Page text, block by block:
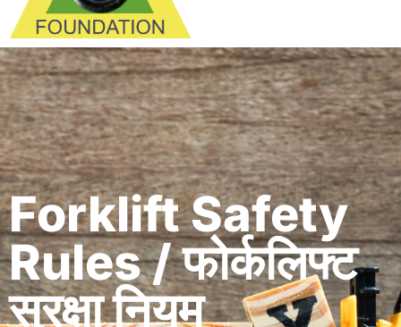
Forklift Safety
Rules / फोर्कलिफ्ट
सुरक्षा नियम